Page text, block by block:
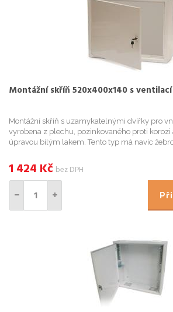
Montážní skříň 520x400x140 s ventilací
Montážní skříň s uzamykatelnými dvířky pro
vyrobena z plechu, pozinkovaného proti korozi
úpravou bílým lakem. Tento typ má navíc
1 424 Kč bez DPH